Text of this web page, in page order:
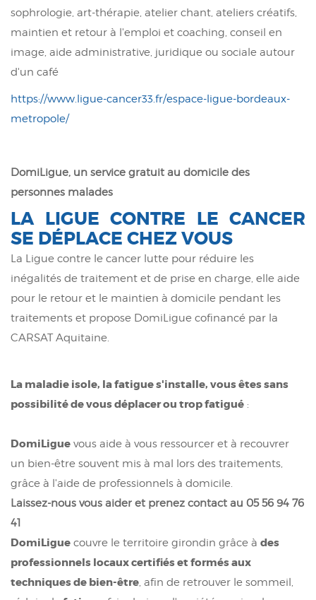
sophrologie, art-thérapie, atelier chant, ateliers créatifs,
maintien et retour à l'emploi et coaching, conseil en
image, aide administrative, juridique ou sociale autour
d'un café
https://www.ligue-cancer33.fr/espace-ligue-bordeaux-
metropole/
DomiLigue, un service gratuit au domicile des
personnes malades
LA LIGUE CONTRE LE CANCER
SE DÉPLACE CHEZ VOUS
La Ligue contre le cancer lutte pour réduire les
inégalités de traitement et de prise en charge, elle aide
pour le retour et le maintien à domicile pendant les
traitements et propose DomiLigue cofinancé par la
CARSAT Aquitaine.
La maladie isole, la fatigue s'installe, vous êtes sans
possibilité de vous déplacer ou trop fatigué :
DomiLigue vous aide à vous ressourcer et à recouvrer
un bien-être souvent mis à mal lors des traitements,
grâce à l'aide de professionnels à domicile.
Laissez-nous vous aider et prenez contact au 05 56 94 76
41
DomiLigue couvre le territoire girondin grâce à des
professionnels locaux certifiés et formés aux
techniques de bien-être, afin de retrouver le sommeil,